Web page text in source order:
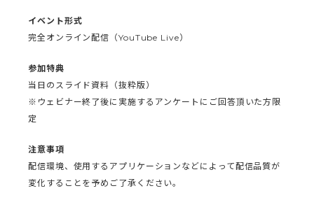
イベント形式
完全オンライン配信（YouTube Live）
参加特典
当日のスライド資料（抜粋版）
※ウェビナー終了後に実施するアンケートにご回答頂いた方限
定
注意事項
配信環境、使用するアプリケーションなどによって配信品質が
変化することを予めご了承ください。